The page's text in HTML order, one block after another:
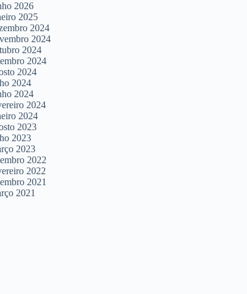
2026
2025
2024
2024
2024
2024
2024
2024
2024
2024
2024
2023
2023
2023
2022
2022
2021
2021